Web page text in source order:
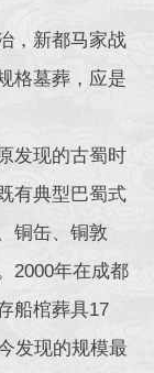
，新都马家战
格墓葬，应是
发现的古蜀时
有典型巴蜀式
铜缶、铜敦
2000年在成都
船棺葬具17
发现的规模最